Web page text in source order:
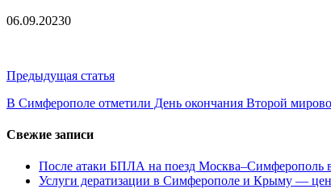
06.09.20230
Навигация
по
Предыдущая статья
В Симферополе отметили День окончания Второй
Свежие записи
После атаки БПЛА на поезд Москва–Симферополь
Услуги дератизации в Симферополе и Крыму —